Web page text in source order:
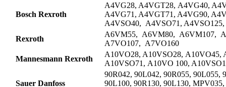
Bosch Rexroth
A4VG28, A4VGT28, A4VG40,
A4VG71, A4VGT71, A4VG90,
A4VSO40, A4VSO71, A4VSO125,
Rexroth
A6VM55, A6VM80, A6VM107,
A7VO107, A7VO160
Mannesmann Rexroth
A10VO28, A10VSO28, A10VO45,
A10VSO71, A10VO 100,
Sauer Danfoss
90R042, 90L042, 90R055, 90L055,
90L100, 90R130, 90L130,